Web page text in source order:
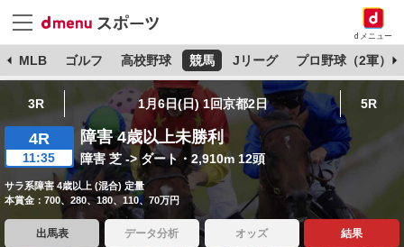
dメニュー
MLB ゴルフ 高校野球 競馬 Jリーグ プロ野球（2軍）
3R 1月6日(日) 1回京都2日 5R
4R
11:35
障害 4歳以上未勝利
障害 芝 -> ダート・2,910m 12頭
サラ系障害 4歳以上 (混合) 定量
本賞金：700、280、180、110、70万円
出馬表 データ分析 オッズ 結果